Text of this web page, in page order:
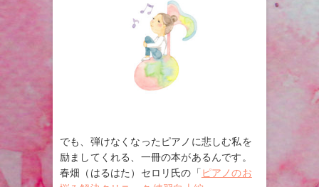
でも、弾けなくなったピアノに悲しむ私を
励ましてくれる、一冊の本があるんです。
春畑（はるはた）セロリ氏の「 ピアノのお